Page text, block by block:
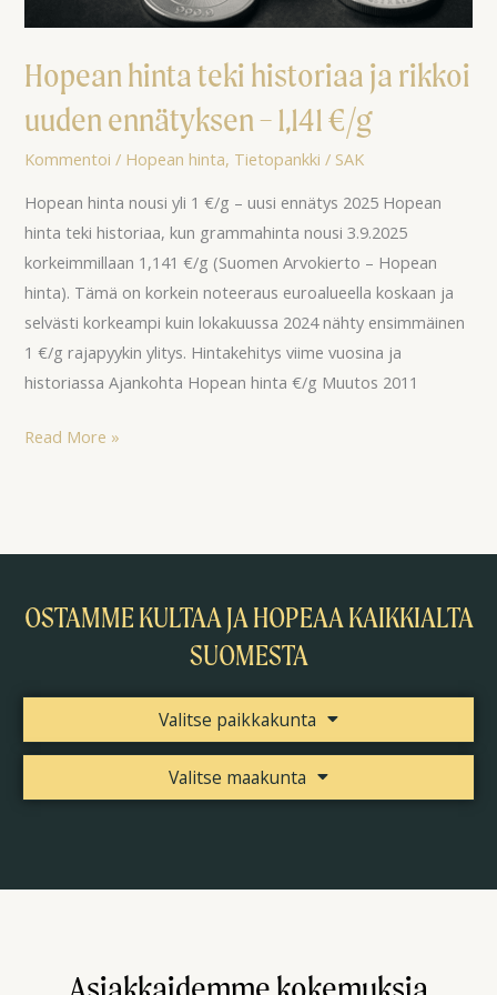
Hopean hinta teki historiaa ja rikkoi
uuden ennätyksen – 1,141 €/g
Kommentoi / Hopean hinta, Tietopankki / SAK
Hopean hinta nousi yli 1 €/g – uusi ennätys 2025 Hopean
hinta teki historiaa, kun grammahinta nousi 3.9.2025
korkeimmillaan 1,141 €/g (Suomen Arvokierto – Hopean
hinta). Tämä on korkein noteeraus euroalueella koskaan ja
selvästi korkeampi kuin lokakuussa 2024 nähty ensimmäinen
1 €/g rajapyykin ylitys. Hintakehitys viime vuosina ja
historiassa Ajankohta Hopean hinta €/g Muutos 2011
Read More »
OSTAMME KULTAA JA HOPEAA KAIKKIALTA
SUOMESTA
Valitse paikkakunta
Valitse maakunta
Asiakkaidemme kokemuksia